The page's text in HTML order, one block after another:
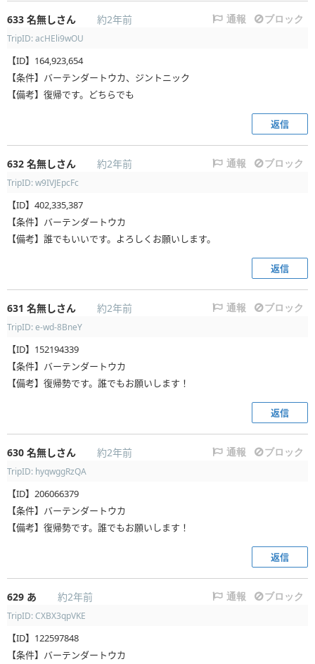
633 名無しさん 約2年前 通報 ブロック
TripID: acHEli9wOU
【ID】164,923,654
【条件】バーテンダートウカ、ジントニック
【備考】復帰です。どちらでも
返信
632 名無しさん 約2年前 通報 ブロック
TripID: w9IVJEpcFc
【ID】402,335,387
【条件】バーテンダートウカ
【備考】誰でもいいです。よろしくお願いします。
返信
631 名無しさん 約2年前 通報 ブロック
TripID: e-wd-8BneY
【ID】152194339
【条件】バーテンダートウカ
【備考】復帰勢です。誰でもお願いします！
返信
630 名無しさん 約2年前 通報 ブロック
TripID: hyqwggRzQA
【ID】206066379
【条件】バーテンダートウカ
【備考】復帰勢です。誰でもお願いします！
返信
629 あ 約2年前 通報 ブロック
TripID: CXBX3qpVKE
【ID】122597848
【条件】バーテンダートウカ